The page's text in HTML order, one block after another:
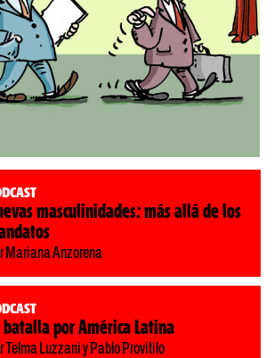
masculinidades: más allá de los
Mariana Anzorena
batalla por América Latina
Telma Luzzani y Pablo Provitilo